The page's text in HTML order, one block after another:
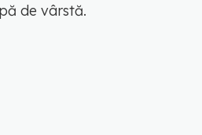
de vârstă.